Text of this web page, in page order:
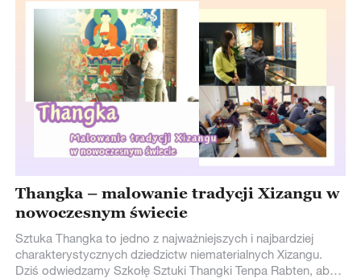
Thangka – malowanie tradycji Xizangu w
nowoczesnym świecie
Sztuka Thangka to jedno z najważniejszych i najbardziej
charakterystycznych dziedzictw niematerialnych Xizangu.
Dziś odwiedzamy Szkołę Sztuki Thangki Tenpa Rabten, aby